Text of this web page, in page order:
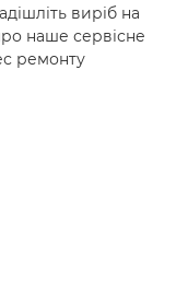
виріб на
наше сервісне
ремонту